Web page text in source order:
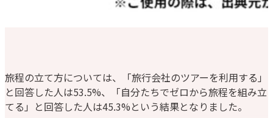
旅程の立て方については、「旅行会社のツアーを利用する」
と回答した人は53.5%、「自分たちでゼロから旅程を組み立
てる」と回答した人は45.3%という結果となりました。